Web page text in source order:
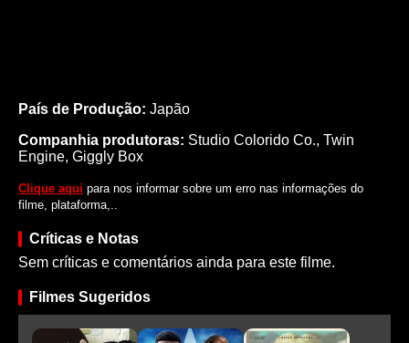
País de Produção: Japão
Companhia produtoras: Studio Colorido Co., Twin
Engine, Giggly Box
Clique aqui para nos informar sobre um erro nas informações do
filme, plataforma,..
Críticas e Notas
Sem críticas e comentários ainda para este filme.
Filmes Sugeridos